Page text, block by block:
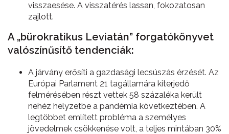
visszaesése. A visszatérés lassan, fokozatosan
zajlott.
A „bürokratikus Leviatán” forgatókönyvet
valószínűsítő tendenciák:
A járvány erősíti a gazdasági lecsúszás érzését. Az
Európai Parlament 21 tagállamára kiterjedő
felmérésében részt vettek 58 százaléka került
nehéz helyzetbe a pandémia következtében. A
legtöbbet említett probléma a személyes
jövedelmek csökkenése volt, a teljes mintában 30%